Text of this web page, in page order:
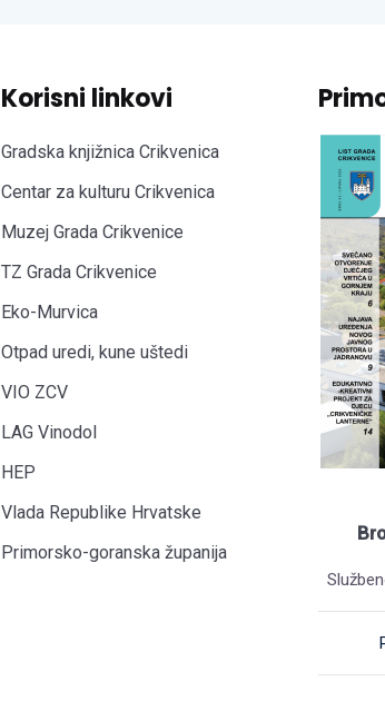
Korisni linkovi
Gradska knjižnica Crikvenica
Centar za kulturu Crikvenica
Muzej Grada Crikvenice
TZ Grada Crikvenice
Eko-Murvica
Otpad uredi, kune uštedi
VIO ZCV
LAG Vinodol
HEP
Vlada Republike Hrvatske
Primorsko-goranska županija